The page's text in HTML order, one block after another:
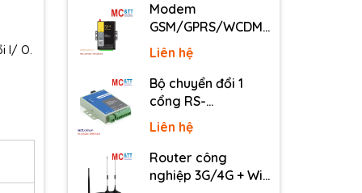
I/ O.
Modem
GSM/GPRS/WCDMA
(3G)/LTE (4G) IP
Four-Faith F2816 V4
Liên hệ
Bộ chuyển đổi 1
cổng RS-
232/485/422 sang
quang 3onedata
MODEL277-S-SC-
20KM (Dual fiber,
Liên hệ
Router công
nghiệp 3G/4G + Wi-